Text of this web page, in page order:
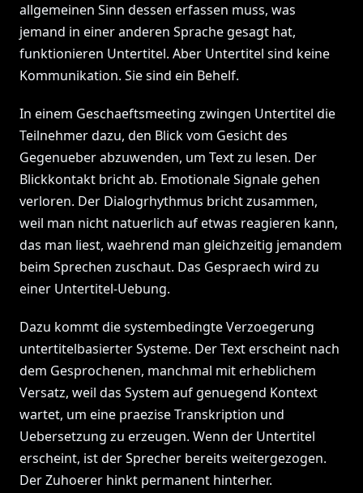
allgemeinen Sinn dessen erfassen muss, was
jemand in einer anderen Sprache gesagt hat,
funktionieren Untertitel. Aber Untertitel sind keine
Kommunikation. Sie sind ein Behelf.
In einem Geschaeftsmeeting zwingen Untertitel die
Teilnehmer dazu, den Blick vom Gesicht des
Gegenueber abzuwenden, um Text zu lesen. Der
Blickkontakt bricht ab. Emotionale Signale gehen
verloren. Der Dialogrhythmus bricht zusammen,
weil man nicht natuerlich auf etwas reagieren kann,
das man liest, waehrend man gleichzeitig jemandem
beim Sprechen zuschaut. Das Gespraech wird zu
einer Untertitel-Uebung.
Dazu kommt die systembedingte Verzoegerung
untertitelbasierter Systeme. Der Text erscheint nach
dem Gesprochenen, manchmal mit erheblichem
Versatz, weil das System auf genuegend Kontext
wartet, um eine praezise Transkription und
Uebersetzung zu erzeugen. Wenn der Untertitel
erscheint, ist der Sprecher bereits weitergezogen.
Der Zuhoerer hinkt permanent hinterher.